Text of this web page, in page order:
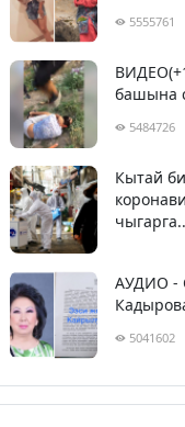
5555761
башына
5484726
Кытай
АУДИО -
5041602